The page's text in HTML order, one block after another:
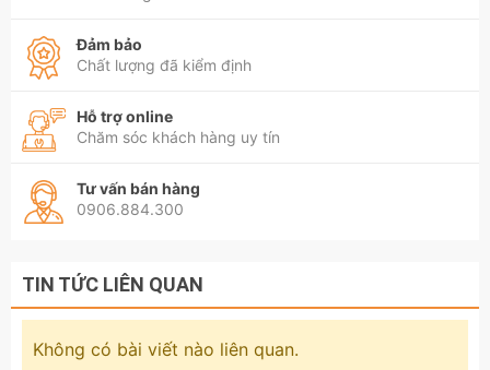
Đảm bảo
Chất lượng đã kiểm định
Hỗ trợ online
Chăm sóc khách hàng uy tín
Tư vấn bán hàng
0906.884.300
TIN TỨC LIÊN QUAN
Không có bài viết nào liên quan.